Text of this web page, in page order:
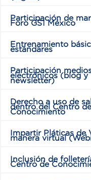
Participación de
Foro GS1 México
Entrenamiento
estándares
Participación
electrónicos (blog y
newsletter)
Derecho a uso de
dentro del Centro de
Conocimiento
Impartir Pláticas de
manera virtual
Inclusión de
Centro de